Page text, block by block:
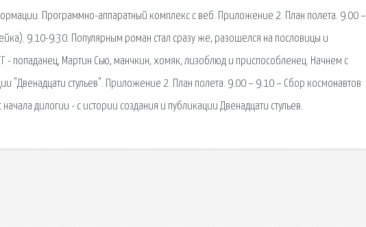
Программно-аппаратный комплекс с веб. Приложение 2. План полета. 9.00 –
9.10-9.30. Популярным роман стал сразу же, разошелся на пословицы и
- попаданец, Мартин Сью, манчкин, хомяк, лизоблюд и приспособленец. Начнем с
"Двенадцати стульев". Приложение 2. План полета. 9.00 – 9.10 – Сбор космонавтов
дилогии - с истории создания и публикации Двенадцати стульев.